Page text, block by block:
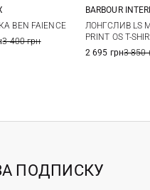
BEN FAIENCE
3 400 грн
XXL
BARBOUR
ЛОНГСЛИВ LS
PRINT OS T-
2 695 грн3 850
ПОДПИСКУ